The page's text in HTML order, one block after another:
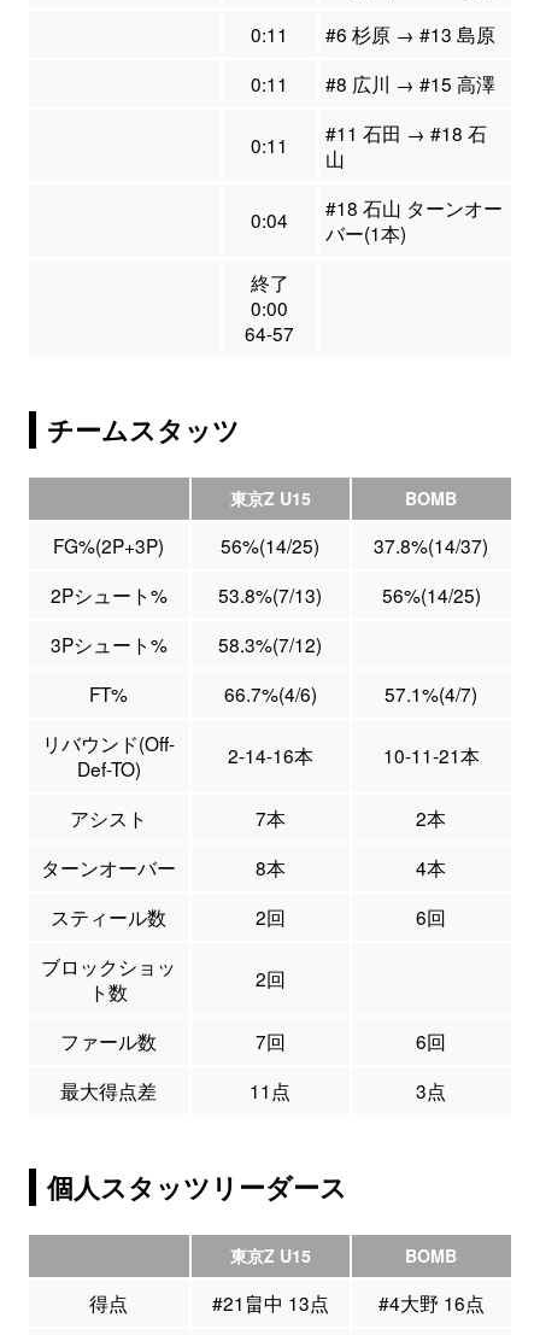
0:11
#6 杉原 → #13 島原
0:11
#8 広川 → #15 高澤
0:11
#11 石田 → #18 石
山
0:04
#18 石山 ターンオー
バー(1本)
終了
0:00
64-57
チームスタッツ
東京Z U15 BOMB
FG%(2P+3P) 56%(14/25)
37.8%(14/37)
2Pシュート%
53.8%(7/13)
56%(14/25)
3Pシュート%
58.3%(7/12)
FT%
66.7%(4/6)
57.1%(4/7)
リバウンド(Off-
Def-TO)
2-14-16本 10-11-21本
アシスト 7本
2本
ターンオーバー
8本
4本
スティール数
2回
6回
ブロックショッ
ト数
2回
ファール数 7回
6回
最大得点差
11点 3点
個人スタッツリーダース
東京Z U15 BOMB
得点 #21畠中 13点 #4大野 16点